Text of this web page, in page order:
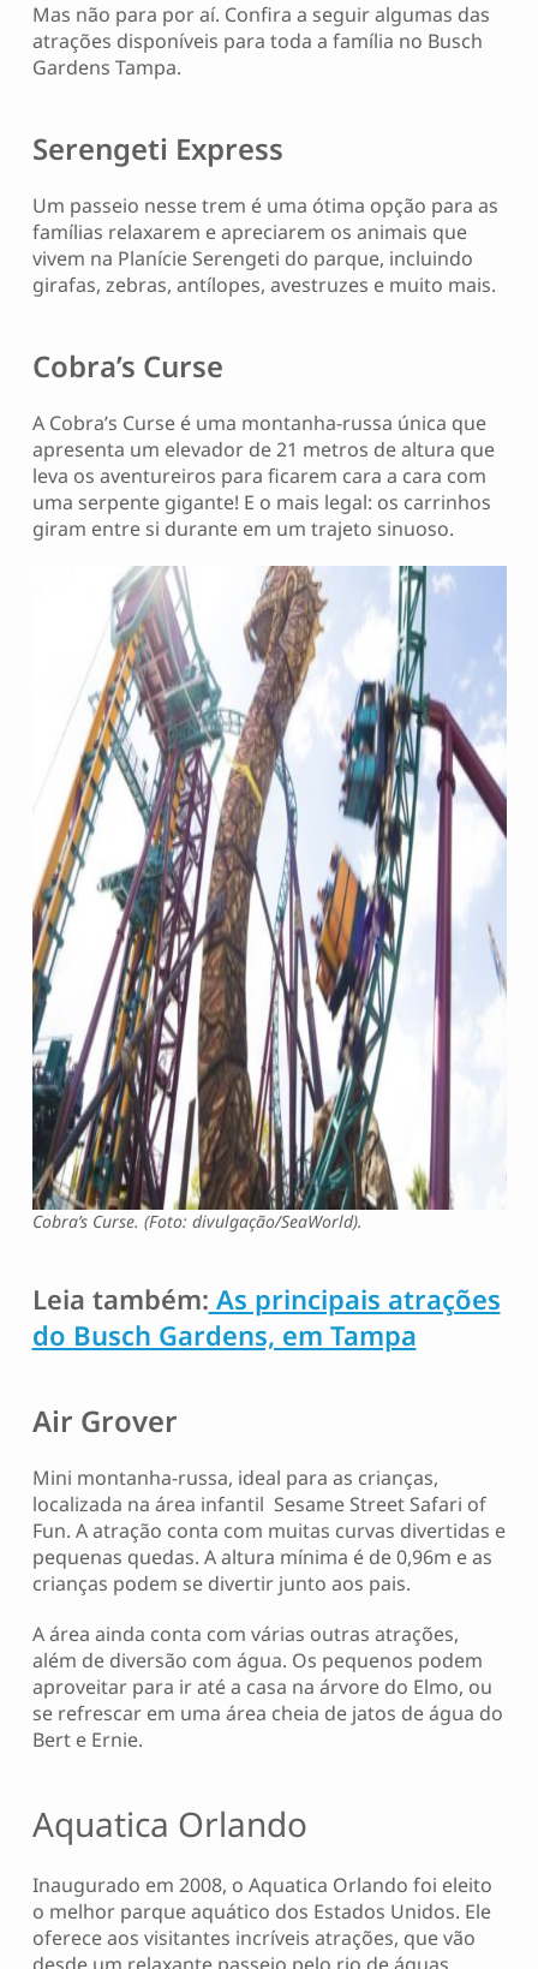
Mas não para por aí. Confira a seguir algumas das
atrações disponíveis para toda a família no Busch
Gardens Tampa.
Serengeti Express
Um passeio nesse trem é uma ótima opção para as
famílias relaxarem e apreciarem os animais que
vivem na Planície Serengeti do parque, incluindo
girafas, zebras, antílopes, avestruzes e muito mais.
Cobra’s Curse
A Cobra’s Curse é uma montanha-russa única que
apresenta um elevador de 21 metros de altura que
leva os aventureiros para ficarem cara a cara com
uma serpente gigante! E o mais legal: os carrinhos
giram entre si durante em um trajeto sinuoso.
Cobra’s Curse. (Foto: divulgação/SeaWorld).
Leia também: As principais atrações
do Busch Gardens, em Tampa
Air Grover
Mini montanha-russa, ideal para as crianças,
localizada na área infantil Sesame Street Safari of
Fun. A atração conta com muitas curvas divertidas e
pequenas quedas. A altura mínima é de 0,96m e as
crianças podem se divertir junto aos pais.
A área ainda conta com várias outras atrações,
além de diversão com água. Os pequenos podem
aproveitar para ir até a casa na árvore do Elmo, ou
se refrescar em uma área cheia de jatos de água do
Bert e Ernie.
Aquatica Orlando
Inaugurado em 2008, o Aquatica Orlando foi eleito
o melhor parque aquático dos Estados Unidos. Ele
oferece aos visitantes incríveis atrações, que vão